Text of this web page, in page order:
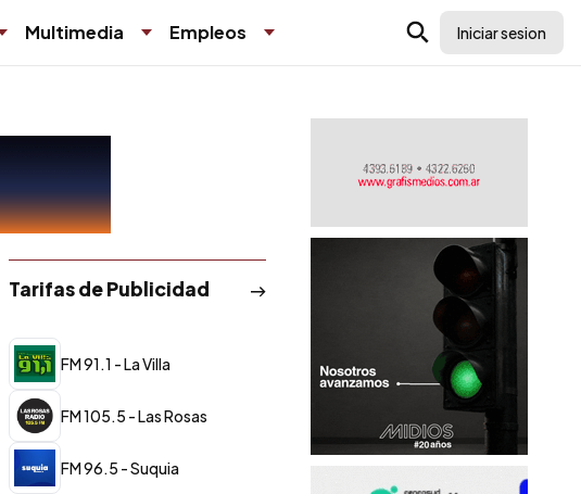
Multimedia Empleos Iniciar sesion
Tarifas de Publicidad
FM 91.1 - La Villa
FM 105.5 - Las Rosas
FM 96.5 - Suquia